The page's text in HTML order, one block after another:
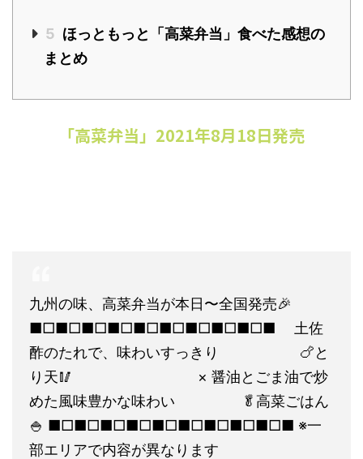
5 ほっともっと「高菜弁当」食べた感想の
まとめ
「高菜弁当」2021年8月18日発売
九州の味、高菜弁当が本日〜全国発売🎉
■□■□■□■□■□■□■□■□■□■ 土佐
酢のたれで、味わいすっきり
🍗と
り天🥢
× 醤油とごま油で炒
めた風味豊かな味わい 🥬高菜ごはん
🍚 ■□■□■□■□■□■□■□■□■□■ ※一
部エリアで内容が異なります